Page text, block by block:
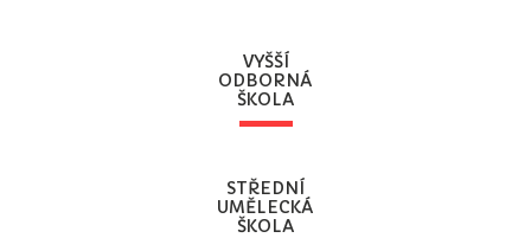
VYŠŠÍ
ODBORNÁ
ŠKOLA
STŘEDNÍ
UMĚLECKÁ
ŠKOLA